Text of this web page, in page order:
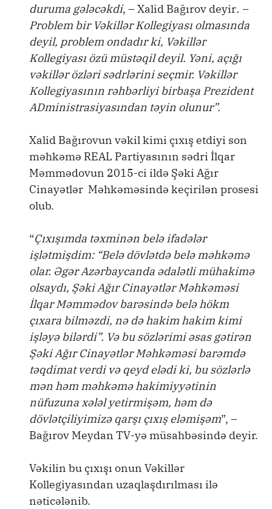
duruma gələcəkdi, – Xalid Bağırov deyir. –
Problem bir Vəkillər Kollegiyası olmasında
deyil, problem ondadır ki, Vəkillər
Kollegiyası özü müstəqil deyil. Yəni, açığı
vəkillər özləri sədrlərini seçmir. Vəkillər
Kollegiyasının rəhbərliyi birbaşa Prezident
ADministrasiyasından təyin olunur”.
Xalid Bağırovun vəkil kimi çıxış etdiyi son
məhkəmə REAL Partiyasının sədri İlqar
Məmmədovun 2015-ci ildə Şəki Ağır
Cinayətlər Məhkəməsində keçirilən prosesi
olub.
“Çıxışımda təxminən belə ifadələr
işlətmişdim: “Belə dövlətdə belə məhkəmə
olar. Əgər Azərbaycanda ədalətli mühakimə
olsaydı, Şəki Ağır Cinayətlər Məhkəməsi
İlqar Məmmədov barəsində belə hökm
çıxara bilməzdi, nə də hakim hakim kimi
işləyə bilərdi”. Və bu sözlərimi əsas gətirən
Şəki Ağır Cinayətlər Məhkəməsi barəmdə
təqdimat verdi və qeyd elədi ki, bu sözlərlə
mən həm məhkəmə hakimiyyətinin
nüfuzuna xələl yetirmişəm, həm də
dövlətçiliyimizə qarşı çıxış eləmişəm”, –
Bağırov Meydan TV-yə müsahbəsində deyir.
Vəkilin bu çıxışı onun Vəkillər
Kollegiyasından uzaqlaşdırılması ilə
nəticələnib.